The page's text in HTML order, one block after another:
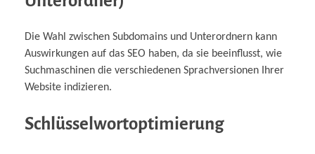
Die Wahl zwischen Subdomains und Unterordnern kann
Auswirkungen auf das SEO haben, da sie beeinflusst, wie
Suchmaschinen die verschiedenen Sprachversionen Ihrer
Website indizieren.
Schlüsselwortoptimierung